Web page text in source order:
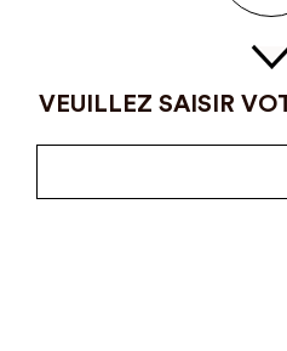
VEUILLEZ SAISIR